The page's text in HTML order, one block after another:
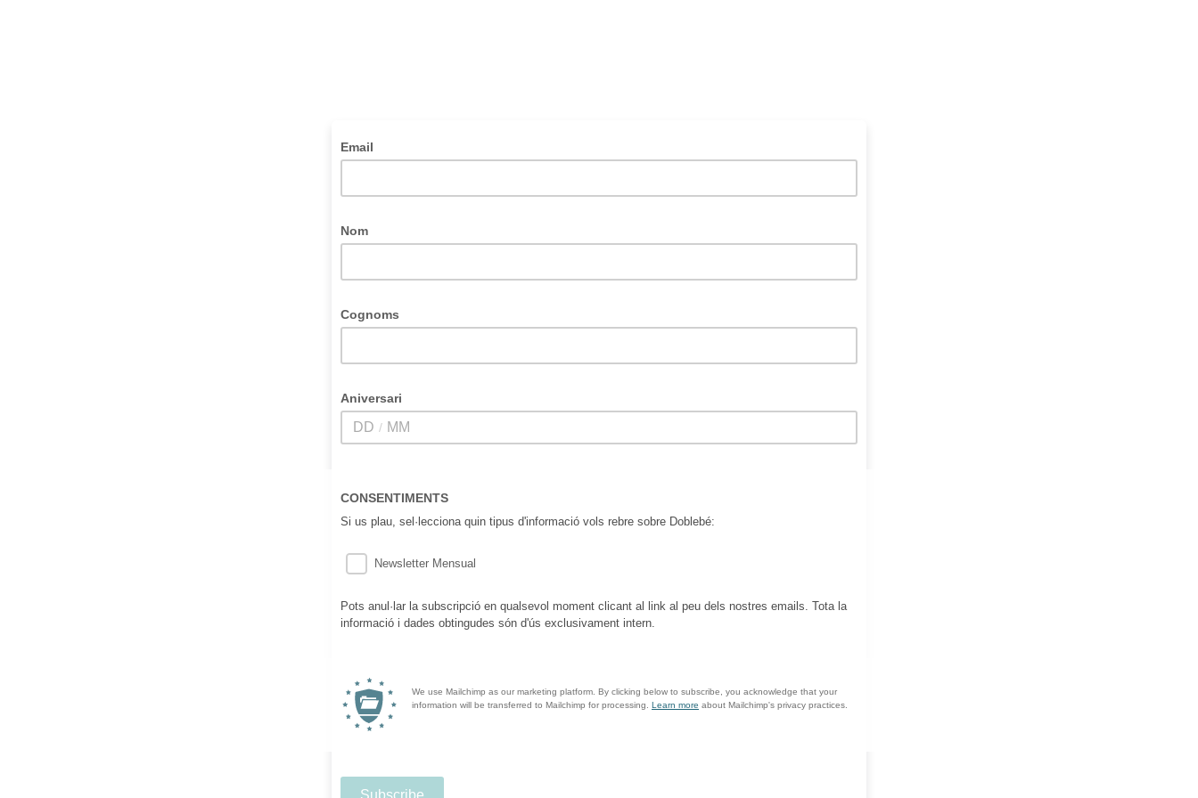
Email
Nom
Cognoms
Aniversari
/
CONSENTIMENTS
Si us plau, sel·lecciona quin tipus d'informació vols rebre sobre Doblebé:
Newsletter Mensual
Pots anul·lar la subscripció en qualsevol moment clicant al link al peu dels nostres emails. Tota la
informació i dades obtingudes són d'ús exclusivament intern.
We use Mailchimp as our marketing platform. By clicking below to subscribe, you acknowledge that your
information will be transferred to Mailchimp for processing. Learn more about Mailchimp's privacy practices.